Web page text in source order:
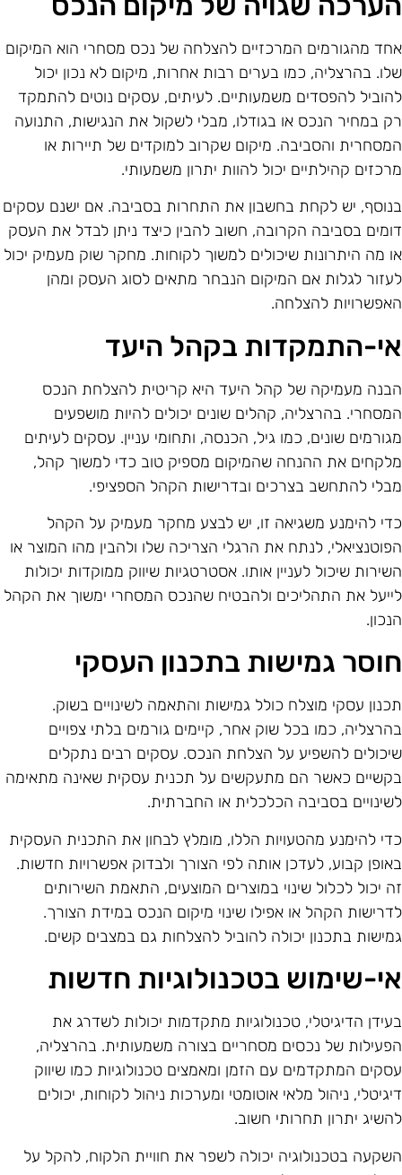
מהגורמים המרכזיים להצלחה של נכס מסחרי הוא המיקום
בהרצליה, כמו בערים רבות אחרות, מיקום לא נכון יכול
להפסדים משמעותיים. לעיתים, עסקים נוטים להתמקד
במחיר הנכס או בגודלו, מבלי לשקול את הנגישות, התנועה
והסביבה. מיקום שקרוב למוקדים של תיירות או
קהילתיים יכול להוות יתרון משמעותי.
יש לקחת בחשבון את התחרות בסביבה. אם ישנם עסקים
בסביבה הקרובה, חשוב להבין כיצד ניתן לבדל את העסק
מה היתרונות שיכולים למשוך לקוחות. מחקר שוק מעמיק יכול
לגלות אם המיקום הנבחר מתאים לסוג העסק ומהן
להצלחה.
התמקדות בקהל היעד
מעמיקה של קהל היעד היא קריטית להצלחת הנכס
בהרצליה, קהלים שונים יכולים להיות מושפעים
שונים, כמו גיל, הכנסה, ותחומי עניין. עסקים לעיתים
את ההנחה שהמיקום מספיק טוב כדי למשוך קהל,
להתחשב בצרכים ובדרישות הקהל הספציפי.
להימנע משגיאה זו, יש לבצע מחקר מעמיק על הקהל
לנתח את הרגלי הצריכה שלו ולהבין מהו המוצר או
שיכול לעניין אותו. אסטרטגיות שיווק ממוקדות יכולות
את התהליכים ולהבטיח שהנכס המסחרי ימשוך את הקהל
גמישות בתכנון העסקי
עסקי מוצלח כולל גמישות והתאמה לשינויים בשוק.
כמו בכל שוק אחר, קיימים גורמים בלתי צפויים
להשפיע על הצלחת הנכס. עסקים רבים נתקלים
כאשר הם מתעקשים על תכנית עסקית שאינה מתאימה
בסביבה הכלכלית או החברתית.
להימנע מהטעויות הללו, מומלץ לבחון את התכנית העסקית
קבוע, לעדכן אותה לפי הצורך ולבדוק אפשרויות חדשות.
יכול לכלול שינוי במוצרים המוצעים, התאמת השירותים
הקהל או אפילו שינוי מיקום הנכס במידת הצורך.
בתכנון יכולה להוביל להצלחות גם במצבים קשים.
שימוש בטכנולוגיות חדשות
הדיגיטלי, טכנולוגיות מתקדמות יכולות לשדרג את
של נכסים מסחריים בצורה משמעותית. בהרצליה,
המתקדמים עם הזמן ומאמצים טכנולוגיות כמו שיווק
ניהול מלאי אוטומטי ומערכות ניהול לקוחות, יכולים
יתרון תחרותי חשוב.
בטכנולוגיה יכולה לשפר את חוויית הלקוח, להקל על